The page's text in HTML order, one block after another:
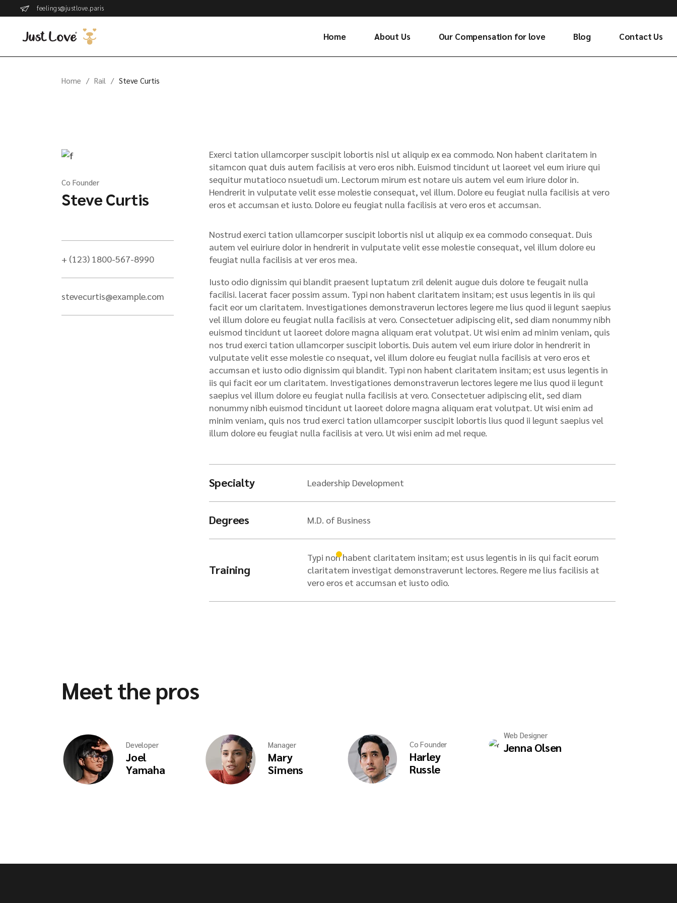
feelings@justlove.paris
Home About Us Our Compensation for love Blog Contact Us
Home Rail Steve Curtis
Co Founder
Steve Curtis
+ (123) 1800-567-8990
stevecurtis@example.com
Exerci tation ullamcorper suscipit lobortis nisl ut aliquip ex ea commodo. Non habent claritatem in
sitamcon quat duis autem facilisis at vero eros nibh. Euismod tincidunt ut laoreet vel eum iriure qui
sequitur mutatioco nsuetudi um. Lectorum mirum est notare uis autem vel eum iriure dolor in.
Hendrerit in vulputate velit esse molestie consequat, vel illum. Dolore eu feugiat nulla facilisis at vero
eros et accumsan et iusto. Dolore eu feugiat nulla facilisis at vero eros et accumsan.
Nostrud exerci tation ullamcorper suscipit lobortis nisl ut aliquip ex ea commodo consequat. Duis
autem vel euiriure dolor in hendrerit in vulputate velit esse molestie consequat, vel illum dolore eu
feugiat nulla facilisis at ver eros mea.
Iusto odio dignissim qui blandit praesent luptatum zril delenit augue duis dolore te feugait nulla
facilisi. lacerat facer possim assum. Typi non habent claritatem insitam; est usus legentis in iis qui
facit eor um claritatem. Investigationes demonstraverun lectores legere me lius quod ii legunt saepius
vel illum dolore eu feugiat nulla facilisis at vero. Consectetuer adipiscing elit, sed diam nonummy nibh
euismod tincidunt ut laoreet dolore magna aliquam erat volutpat. Ut wisi enim ad minim veniam, quis
nos trud exerci tation ullamcorper suscipit lobortis. Duis autem vel eum iriure dolor in hendrerit in
vulputate velit esse molestie co nsequat, vel illum dolore eu feugiat nulla facilisis at vero eros et
accumsan et iusto odio dignissim qui blandit. Typi non habent claritatem insitam; est usus legentis in
iis qui facit eor um claritatem. Investigationes demonstraverun lectores legere me lius quod ii legunt
saepius vel illum dolore eu feugiat nulla facilisis at vero. Consectetuer adipiscing elit, sed diam
nonummy nibh euismod tincidunt ut laoreet dolore magna aliquam erat volutpat. Ut wisi enim ad
minim veniam, quis nos trud exerci tation ullamcorper suscipit lobortis lius quod ii legunt saepius vel
illum dolore eu feugiat nulla facilisis at vero. Ut wisi enim ad mel reque.
Specialty Leadership Development
Degrees M.D. of Business
Training
Typi non habent claritatem insitam; est usus legentis in iis qui facit eorum
claritatem investigat demonstraverunt lectores. Regere me lius facilisis at
vero eros et accumsan et iusto odio.
Meet the pros
Developer
Joel
Yamaha
Manager
Mary
Simens
Co Founder
Harley
Russle
Web Designer
Jenna Olsen